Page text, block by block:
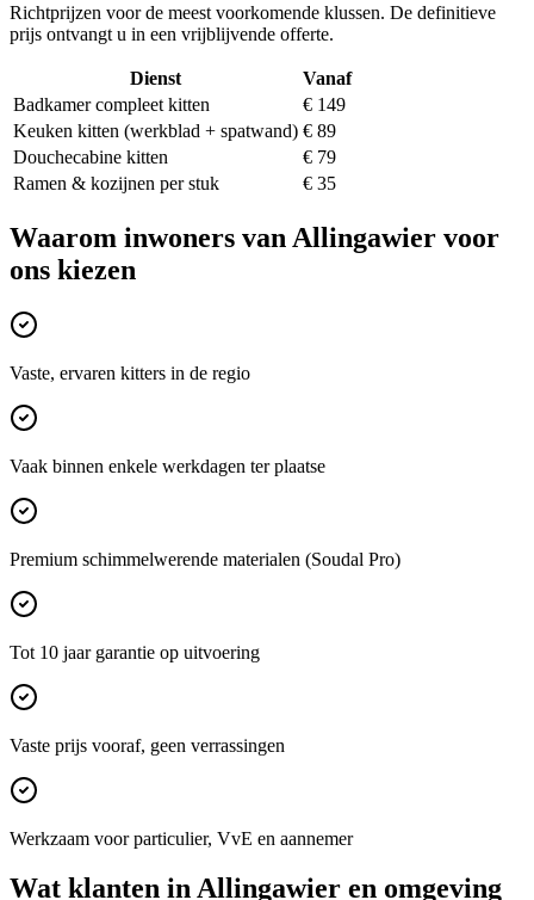
Richtprijzen voor de meest voorkomende klussen. De definitieve
prijs ontvangt u in een vrijblijvende offerte.
Dienst
Vanaf
Badkamer compleet kitten
€ 149
Keuken kitten (werkblad + spatwand) € 89
Douchecabine kitten
€ 79
Ramen & kozijnen per stuk
€ 35
Waarom inwoners van Allingawier voor
ons kiezen
Vaste, ervaren kitters in de regio
Vaak binnen enkele werkdagen ter plaatse
Premium schimmelwerende materialen (Soudal Pro)
Tot 10 jaar garantie op uitvoering
Vaste prijs vooraf, geen verrassingen
Werkzaam voor particulier, VvE en aannemer
Wat klanten inAllingawier en omgeving